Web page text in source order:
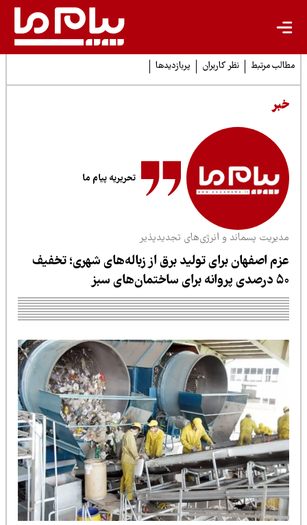
مرتبط نظر کاربران پربازدیدها
تحریریه پیام ما
پسماند و انرژی‌های تجدیدپذیر
اصفهان برای تولید برق از زباله‌های شهری؛ تخفیف